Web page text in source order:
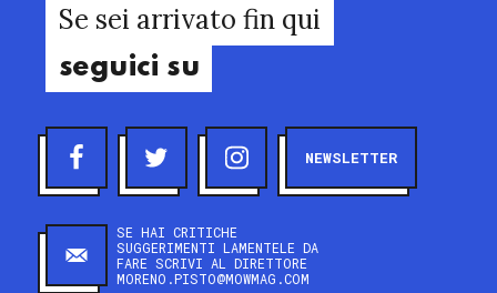
Se sei arrivato fin qui
seguici su
NEWSLETTER
SE HAI CRITICHE
SUGGERIMENTI LAMENTELE DA
FARE SCRIVI AL DIRETTORE
MORENO.PISTO@MOWMAG.COM